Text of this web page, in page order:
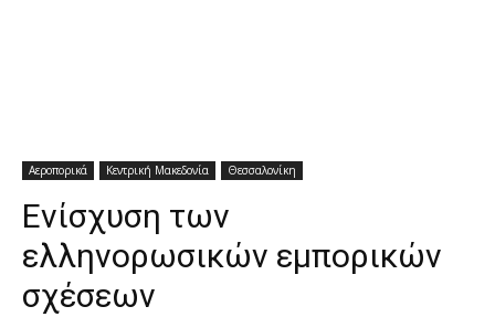
Αεροπορικά Κεντρική Μακεδονία Θεσσαλονίκη
Ενίσχυση των
ελληνορωσικών εμπορικών
σχέσεων